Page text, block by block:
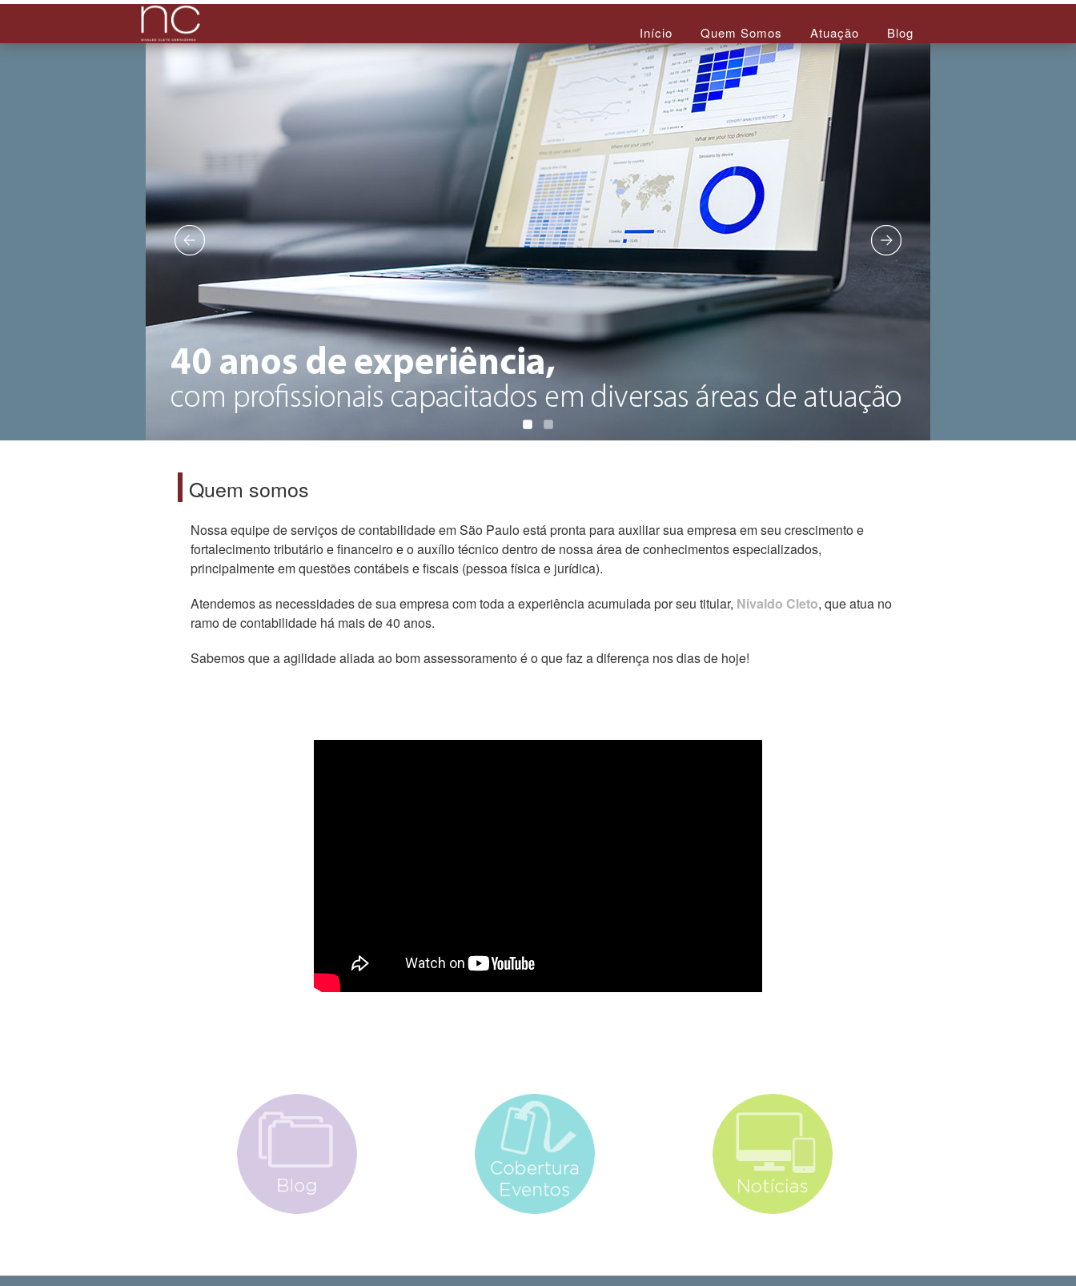
Início Quem Somos Atuação Blog
Quem somos
Nossa equipe de serviços de contabilidade em São Paulo está pronta para auxiliar sua empresa em seu crescimento e
fortalecimento tributário e financeiro e o auxílio técnico dentro de nossa área de conhecimentos especializados,
principalmente em questões contábeis e fiscais (pessoa física e jurídica).
Atendemos as necessidades de sua empresa com toda a experiência acumulada por seu titular, Nivaldo Cleto, que atua no
ramo de contabilidade há mais de 40 anos.
Sabemos que a agilidade aliada ao bom assessoramento é o que faz a diferença nos dias de hoje!